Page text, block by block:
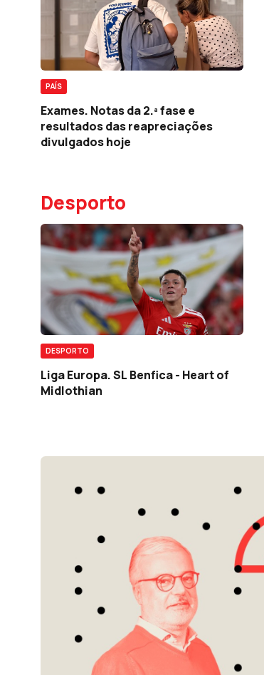
PAÍS
Exames. Notas da 2.ª fase e
resultados das reapreciações
divulgados hoje
Desporto
DESPORTO
Liga Europa. SL Benfica - Heart of
Midlothian